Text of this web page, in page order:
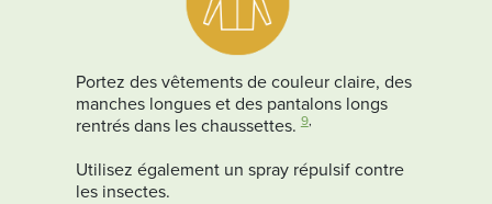
Portez des vêtements de couleur claire, des
manches longues et des pantalons longs
rentrés dans les chaussettes.9,
Utilisez également un spray répulsif contre
les insectes.